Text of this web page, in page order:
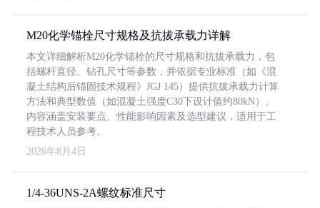
M20化学锚栓尺寸规格及抗拔承载力详解
本文详细解析M20化学锚栓的尺寸规格和抗拔承载力，包
括螺杆直径、钻孔尺寸等参数，并依据专业标准（如《混
凝土结构后锚固技术规程》JGJ 145）提供抗拔承载力计算
方法和典型数值（如混凝土强度C30下设计值约80kN）。
内容涵盖安装要点、性能影响因素及选型建议，适用于工
程技术人员参考。
2026年8月4日
1/4-36UNS-2A螺纹标准尺寸